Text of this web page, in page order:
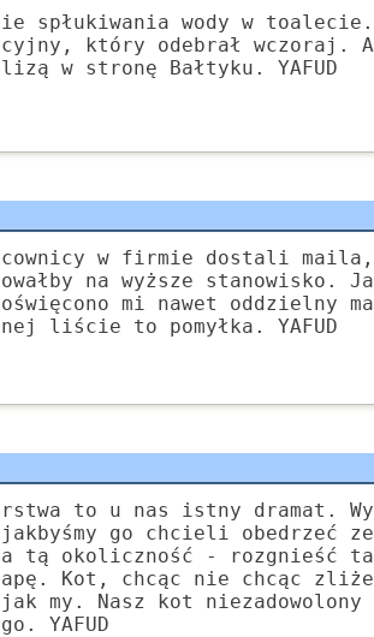
spłukiwania wody w
który odebrał wczoraj.
w stronę Bałtyku. YAFUD
w firmie dostali maila,
na wyższe stanowisko.
mi nawet oddzielny
liście to pomyłka. YAFUD
to u nas istny dramat.
go chcieli obedrzeć
tą okoliczność - rozgnieść
łapę. Kot, chcąc nie chcąc
my. Nasz kot
YAFUD